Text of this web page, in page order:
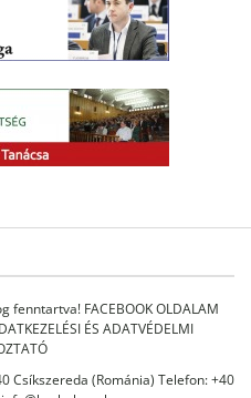
fenntartva! FACEBOOK OLDALAM
ÉS ADATVÉDELMI
Csíkszereda (Románia) Telefon: +40